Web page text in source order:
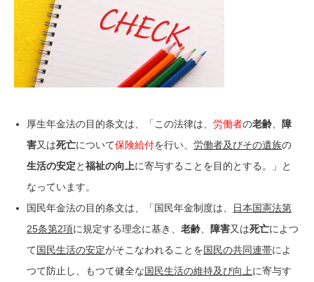
厚生年金法の目的条文は、「この法律は、労働者の老齢
障
害又は死亡について保険給付を行い、労働者及びその遺族の
生活の安定と福祉の向上に寄与することを目的とする。」と
なっています。
国民年金法の目的条文は、「国民年金制度は、
日本国憲法第
25条第2項に規定する理念に基き、老齢 障害又は死亡によつ
て国民生活の安定がそこなわれることを国民の共同連帯によ
つて防止し、もつて健全な国民生活の維持及び向上に寄与す